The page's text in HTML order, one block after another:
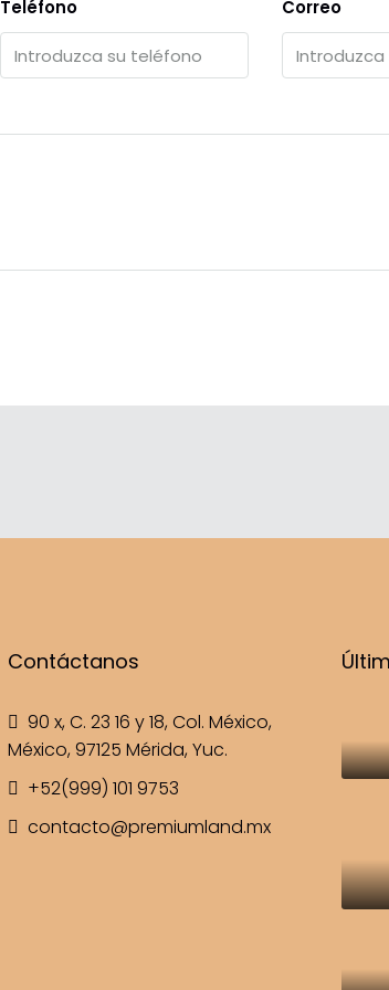
Teléfono Correo
Contáctanos
90 x, C. 23 16 y 18, Col. México,
México, 97125 Mérida, Yuc.
+52(999) 101 9753
contacto@premiumland.mx